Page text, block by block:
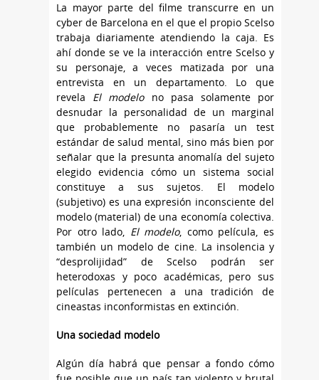
La mayor parte del filme transcurre en un
cyber de Barcelona en el que el propio Scelso
trabaja diariamente atendiendo la caja. Es
ahí donde se ve la interacción entre Scelso y
su personaje, a veces matizada por una
entrevista en un departamento. Lo que
revela El modelo no pasa solamente por
desnudar la personalidad de un marginal
que probablemente no pasaría un test
estándar de salud mental, sino más bien por
señalar que la presunta anomalía del sujeto
elegido evidencia cómo un sistema social
constituye a sus sujetos. El modelo
(subjetivo) es una expresión inconsciente del
modelo (material) de una economía colectiva.
Por otro lado, El modelo, como película, es
también un modelo de cine. La insolencia y
“desprolijidad” de Scelso podrán ser
heterodoxas y poco académicas, pero sus
películas pertenecen a una tradición de
cineastas inconformistas en extinción.
Una sociedad modelo
Algún día habrá que pensar a fondo cómo